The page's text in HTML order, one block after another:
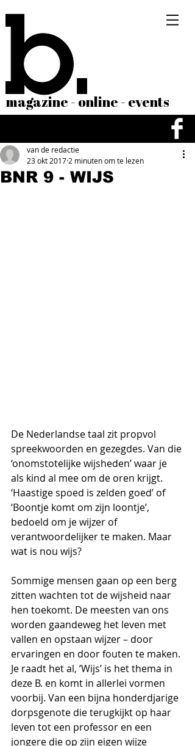
magazine - online - events
BNR 9 - WIJS
van de redactie
23 okt 2017 2 minuten om te lezen
De Nederlandse taal zit propvol
spreekwoorden en gezegdes. Van die
‘onomstotelijke wijsheden’ waar je
als kind al mee om de oren krijgt.
‘Haastige spoed is zelden goed’ of
‘Boontje komt om zijn loontje’,
bedoeld om je wijzer of
verantwoordelijker te maken. Maar
wat is nou wijs?
Sommige mensen gaan op een berg
zitten wachten tot de wijsheid naar
hen toekomt. De meesten van ons
worden gaandeweg het leven met
vallen en opstaan wijzer – door
ervaringen en door fouten te maken.
Je raadt het al, ‘Wijs’ is het thema in
deze B. en komt in allerlei vormen
voorbij. Van een bijna honderdjarige
dorpsgenote die terugkijkt op haar
leven tot een professor en een
jongere die op zijn eigen wijze